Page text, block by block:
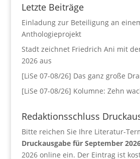
Letzte Beiträge
Einladung zur Beteiligung an
Anthologieprojekt
Stadt zeichnet Friedrich Ani mit
2026 aus
[LiSe 07-08/26] Das ganz große
[LiSe 07-08/26] Kolumne: Zehn
Redaktionsschluss
Bitte reichen Sie Ihre Literatur-
Druckausgabe für September
2026 online ein. Der Eintrag ist